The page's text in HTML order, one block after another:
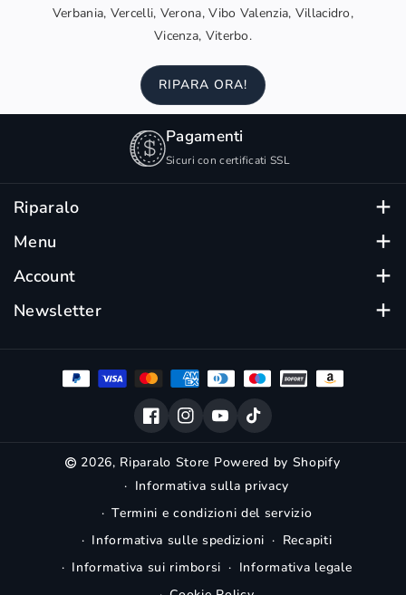
Verbania, Vercelli, Verona, Vibo Valenzia, Villacidro,
Vicenza, Viterbo.
RIPARA ORA!
Pagamenti
Sicuri con certificati SSL
Riparalo
Su Riparalo trovi device ricondizionati certificati, testati
e garantiti.
Ogni dispositivo rigenerato è accuratamente
selezionato per offrirti qualità al miglior prezzo.
Acquista online con spedizione veloce.
Menu
Scegli Riparalo
Batteria
Protezione Display
Account
Ordini
Impostazioni
Trasparenza sull'uso dell'IA
Newsletter
FacebookInstagramYouTube
TikTok
2026, Riparalo Store Powered by Shopify
Informativa sulla privacy
Termini e condizioni del servizio
Informativa sulle spedizioni
Recapiti
Informativa sui rimborsi
Informativa legale